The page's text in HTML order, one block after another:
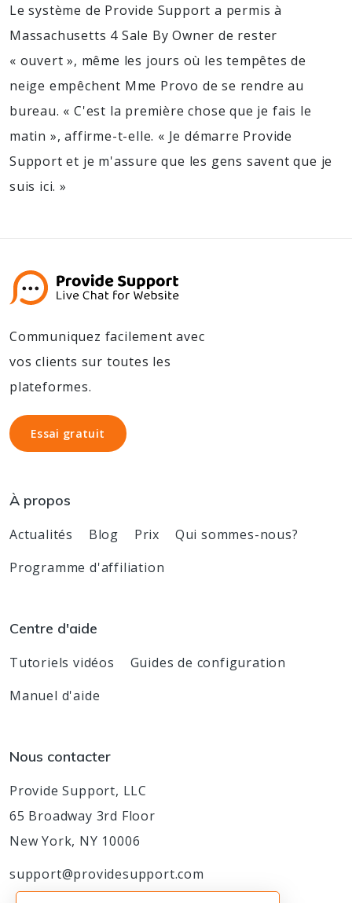
Le système de Provide Support a permis à
Massachusetts 4 Sale By Owner de rester
« ouvert », même les jours où les tempêtes de
neige empêchent Mme Provo de se rendre au
bureau. « C'est la première chose que je fais le
matin », affirme-t-elle. « Je démarre Provide
Support et je m'assure que les gens savent que je
suis ici. »
Communiquez facilement avec
vos clients sur toutes les
plateformes.
Essai gratuit
Essai gratuit
À propos
Actualités Blog Prix
Qui sommes-nous?
Programme d'affiliation
Centre d'aide
Tutoriels vidéos
Guides de configuration
Manuel d'aide
Nous contacter
Provide Support, LLC
65 Broadway 3rd Floor
New York, NY 10006
support@providesupport.com